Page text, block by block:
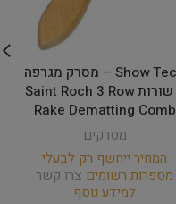
Show Tech – מסרק מגרפה
3 שורות Saint Roch 3 Row
Rake Dematting Comb
מסרקים
המחיר ייחשף רק לבעלי
מספרות רשומים צרו קשר
למידע נוסף